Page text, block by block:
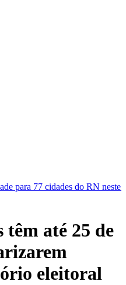
RN neste sábado
Polícia
têm até 25 de
eleitoral